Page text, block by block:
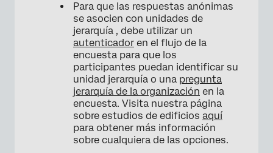
×
Para que las respuestas anónimas
se asocien con unidades de
jerarquía , debe utilizar un
autenticador en el flujo de la
encuesta para que los
participantes puedan identificar su
unidad jerarquía o una pregunta
jerarquía de la organización en la
encuesta. Visita nuestra página
sobre estudios de edificios aquí
para obtener más información
sobre cualquiera de las opciones.